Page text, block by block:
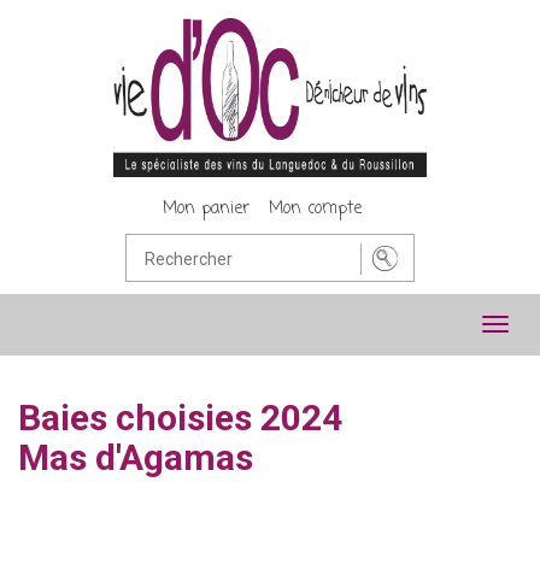
Mon panier Mon compte
Baies choisies 2024
Mas d'Agamas